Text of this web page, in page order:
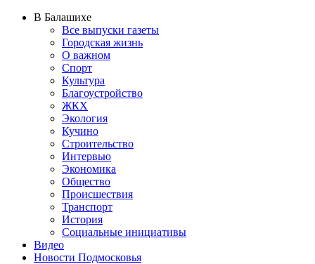
В Балашихе
Все выпуски газеты
Городская жизнь
О важном
Спорт
Культура
Благоустройство
ЖКХ
Экология
Кучино
Строительство
Интервью
Экономика
Общество
Происшествия
Транспорт
История
Социальные инициативы
Видео
Новости Подмосковья